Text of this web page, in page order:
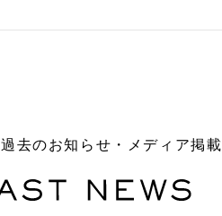
過去のお知らせ・メディア掲載